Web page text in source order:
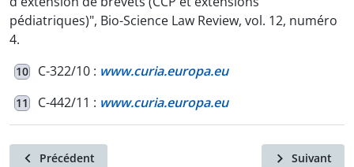
pédiatriques)", Bio-Science Law Review, vol. 12, numéro
4.
10 C-322/10 : www.curia.europa.eu
11 C-442/11 : www.curia.europa.eu
Précédent Suivant